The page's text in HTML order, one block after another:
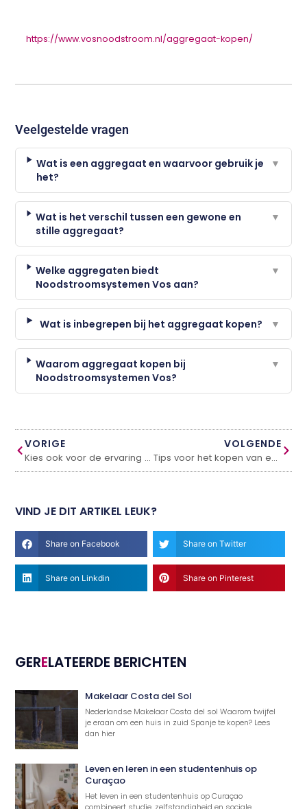
https://www.vosnoodstroom.nl/aggregaat-kopen/
Veelgestelde vragen
Wat is een aggregaat en waarvoor gebruik je
het?
▼
Wat is het verschil tussen een gewone en
stille aggregaat?
▼
Welke aggregaten biedt
Noodstroomsystemen Vos aan?
▼
Wat is inbegrepen bij het aggregaat kopen? ▼
Waarom aggregaat kopen bij
Noodstroomsystemen Vos?
▼
VORIGE
Kies ook voor de ervaring van een betrouwbaar autobedrijf Apeldoorn
VOLGENDE
Tips voor het kopen van een TV!
VIND JE DIT ARTIKEL LEUK?
Share on Facebook Share on Twitter
Share on Linkdin Share on Pinterest
GERELATEERDE BERICHTEN
Makelaar Costa del Sol
Nederlandse Makelaar Costa del sol Waarom twijfel
je eraan om een huis in zuid Spanje te kopen? Lees
dan hier
Leven en leren in een studentenhuis op
Curaçao
Het leven in een studentenhuis op Curaçao